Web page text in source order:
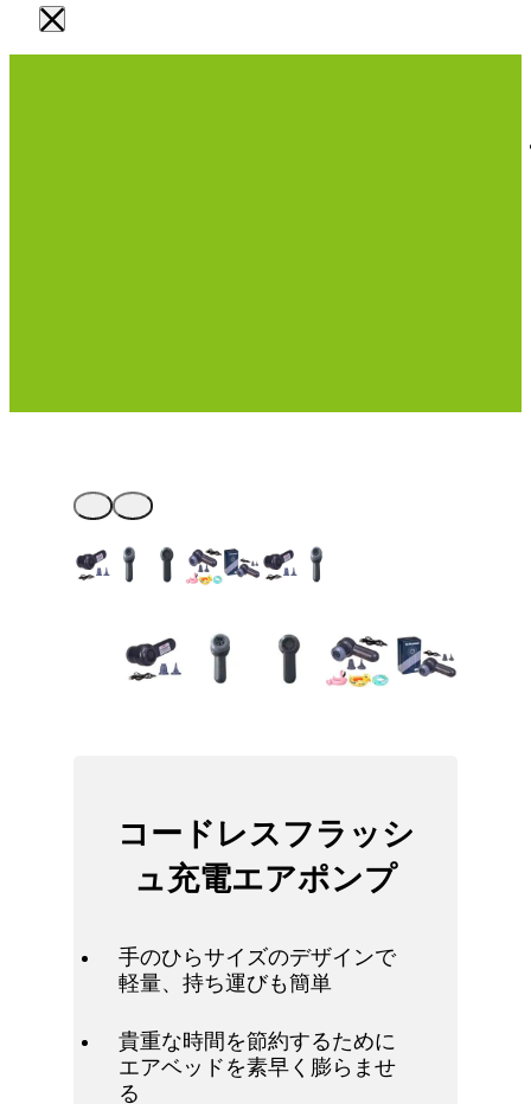
×
コードレスフラッシ
ュ充電エアポンプ
手のひらサイズのデザインで
軽量、持ち運びも簡単
貴重な時間を節約するために
エアベッドを素早く膨らませ
る